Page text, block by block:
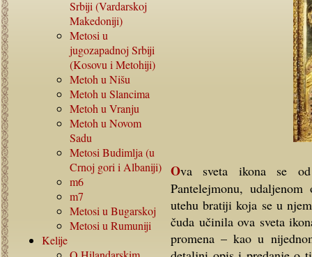
Srbiji (Vardarskoj
Makedoniji)
Metosi u
jugozapadnoj Srbiji
(Kosovu i Metohiji)
Metoh u Nišu
Metoh u Slancima
Metoh u Vranju
Metoh u Novom
Sadu
Metosi Budimlja (u
Crnoj gori i Albaniji)
m6
m7
Metosi u Bugarskoj
Metosi u Rumuniji
Kelije
Ova sveta ikona se od davnina nalazila u planinskom manastiru
Pantelejmonu,
utehu bratiji koja se u
čuda učinila ova sveta
promena – kao u